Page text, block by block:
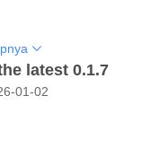
latest 0.1.7
01-02